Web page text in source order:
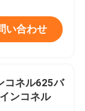
い合わせ
コネル625バ
ンコネル